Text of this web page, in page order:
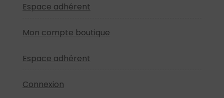
Espace adhérent
Mon compte boutique
Espace adhérent
Connexion